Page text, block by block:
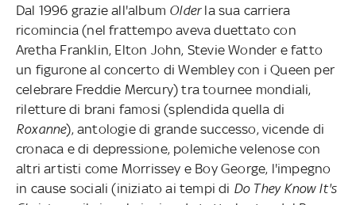
Dal 1996 grazie all'album Olderla sua carriera
ricomincia (nel frattempo aveva duettato con
Aretha Franklin, Elton John, Stevie Wonder e fatto
un figurone al concerto di Wembley con i Queen per
celebrare Freddie Mercury) tra tournee mondiali,
riletture di brani famosi (splendida quella di
Roxanne), antologie di grande successo, vicende di
cronaca e di depressione, polemiche velenose con
altri artisti come Morrissey e Boy George, l'impegno
in cause sociali (iniziato ai tempi di Do They Know It's